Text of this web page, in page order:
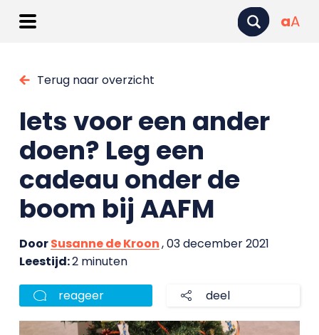
aA
Terug naar overzicht
Iets voor een ander
doen? Leg een
cadeau onder de
boom bij AAFM
DoorSusanne de Kroon, 03 december 2021
Leestijd:2 minuten
reageer deel